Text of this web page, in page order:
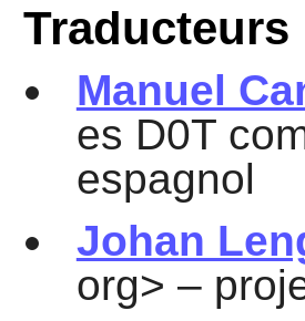
Traducteurs
Manuel
es D0T
espagnol
Johan
org> –